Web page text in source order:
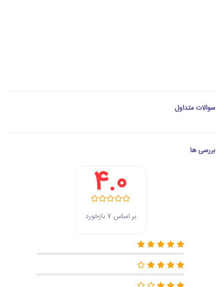
سوالات متداول
بررسی ها
4.0
بر اساس 7 بازخورد